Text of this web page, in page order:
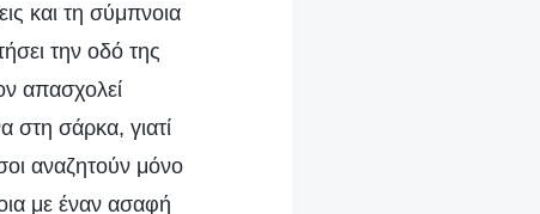
και τη σύμπνοια
την οδό της
απασχολεί
στη σάρκα, γιατί
αναζητούν μόνο
με έναν ασαφή